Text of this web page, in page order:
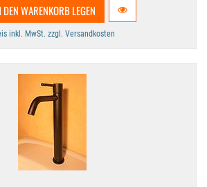
DEN WARENKORB LEGEN
inkl. MwSt. zzgl. Versandkosten